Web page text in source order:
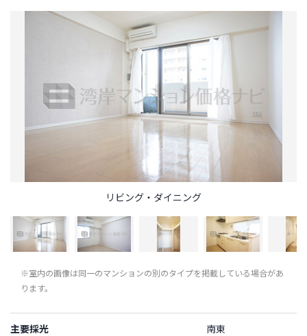
リビング・ダイニング
※室内の画像は同一のマンションの別のタイプを掲載している場合があ
ります。
主要採光 南東